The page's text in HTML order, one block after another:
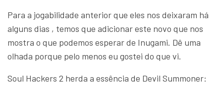
Para a jogabilidade anterior que eles nos deixaram há
alguns dias , temos que adicionar este novo que nos
mostra o que podemos esperar de Inugami. Dê uma
olhada porque pelo menos eu gostei do que vi.
Soul Hackers 2 herda a essência de Devil Summoner: